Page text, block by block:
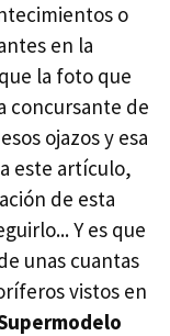
o
en la
la foto que
concursante de
ojazos y esa
este artículo,
de esta
Y es que
unas cuantas
vistos en